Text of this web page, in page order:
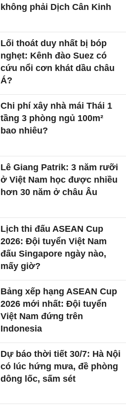
không phải Dịch Cân Kinh
Lối thoát duy nhất bị bóp
nghẹt: Kênh đào Suez có
cứu nổi cơn khát dầu châu
Á?
Chi phí xây nhà mái Thái 1
tầng 3 phòng ngủ 100m²
bao nhiêu?
Lê Giang Patrik: 3 năm rưỡi
ở Việt Nam học được nhiều
hơn 30 năm ở châu Âu
Lịch thi đấu ASEAN Cup
2026: Đội tuyển Việt Nam
đấu Singapore ngày nào,
mấy giờ?
Bảng xếp hạng ASEAN Cup
2026 mới nhất: Đội tuyển
Việt Nam đứng trên
Indonesia
Dự báo thời tiết 30/7: Hà Nội
có lúc hứng mưa, đề phòng
dông lốc, sấm sét